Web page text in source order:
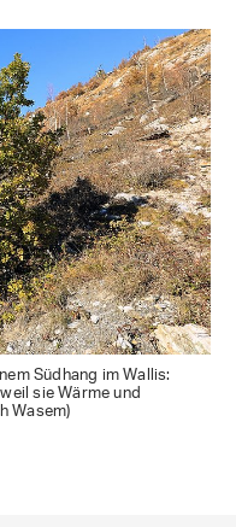
Südhang im Wallis:
sie Wärme und
Wasem)